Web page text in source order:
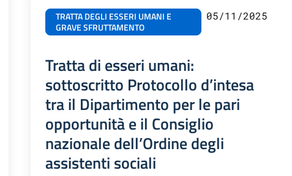
TRATTA DEGLI ESSERI UMANI E
GRAVE SFRUTTAMENTO
05/11/2025
Tratta di esseri umani:
sottoscritto Protocollo d’intesa
tra il Dipartimento per le pari
opportunità e il Consiglio
nazionale dell’Ordine degli
assistenti sociali